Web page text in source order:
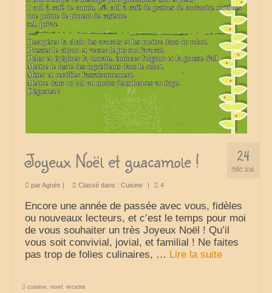
moteur de recherche récits de voyage
Cuisine
24
DÉC 2013
Joyeux Noël et guacamole !
parAgnès | Classé dans : Cuisine | 4
Encore une année de passée avec vous, fidèles
ou nouveaux lecteurs, et c’est le temps pour moi
de vous souhaiter un très Joyeux Noël ! Qu’il
vous soit convivial, jovial, et familial ! Ne faites
pas trop de folies culinaires, … Lire la suite­­
cuisine noel recette